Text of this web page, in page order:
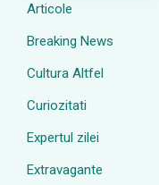
Articole
Breaking News
Cultura Altfel
Curiozitati
Expertul zilei
Extravagante